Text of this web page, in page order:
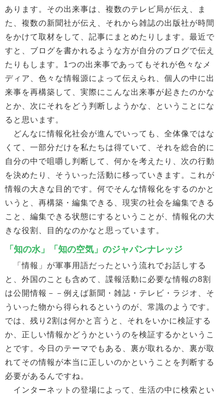
あります。その出来事は、複数のテレビ局が伝え、ま
た、複数の新聞社が伝え、それから雑誌の出版社が時間
をかけて取材をして、記事にまとめたりします。最近で
すと、ブログを書かれるような方が自分のブログで伝え
たりもします。1つの出来事であってもそれが色々なメ
ディア、色々な情報源によって伝えられ、個人の中に出
来事を再構築して、実際にこんな出来事が起きたのかな
とか、次にそれをどう判断しようかな、ということにな
ると思います。
どんなに情報化社会が進んでいっても、全体像ではな
くて、一部分だけを私たちは得ていて、それを総合的に
自分の中で咀嚼し判断して、何かを考えたり、次の行動
を決めたり、そういった活動に移っていきます。これが
情報の大きな目的です。何でそんな情報化をするのかと
いうと、再構築・編集できる、現実の社会を編集できる
こと、編集できる状態にするということが、情報化の大
きな役割、目的なのかなと思っています。
「知の水」「知の空気」のジャパンナレッジ
「情報」が軍事用語だったという流れでお話しする
と、外国のことも含めて、諜報活動に必要な情報の8割
は公開情報－－例えば新聞・雑誌・テレビ・ラジオ、そ
ういった物から得られるというのが、常識のようです。
では、残り2割は何かと言うと、それをいかに検証する
か、正しい情報かどうかというのを検証するかというこ
とです。今日のテーマでもある、裏が取れるか、裏が取
れてその情報が本当に正しいのかということを判断する
必要があるんですね。
インターネットの登場によって、生活の中に検索とい